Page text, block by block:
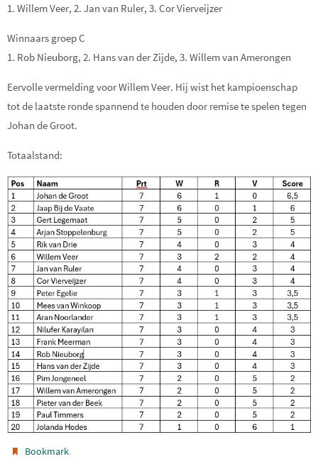
1. Willem Veer, 2. Jan van Ruler, 3. Cor Vierveijzer
Winnaars groep C
1. Rob Nieuborg, 2. Hans van der Zijde, 3. Willem van Amerongen
Eervolle vermelding voor Willem Veer. Hij wist het kampioenschap
tot de laatste ronde spannend te houden door remise te spelen tegen
Johan de Groot.
Totaalstand:
Bookmark.